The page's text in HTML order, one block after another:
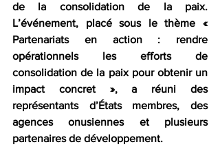
de la consolidation de la paix.
L’événement, placé sous le thème «
Partenariats en action : rendre
opérationnels les efforts de
consolidation de la paix pour obtenir un
impact concret », a réuni des
représentants d’États membres, des
agences onusiennes et plusieurs
partenaires de développement.